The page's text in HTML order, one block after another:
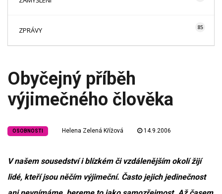
ZPRÁVY 85
Obyčejný příběh
výjimečného člověka
OSOBNOSTI Helena Zelená Křížová 14.9.2006
V našem sousedství i blízkém či vzdálenějším okolí žijí
lidé, kteří jsou něčím výjimeční. Často jejich jedinečnost